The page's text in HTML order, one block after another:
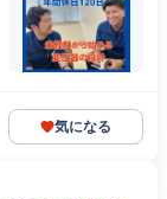
気になる